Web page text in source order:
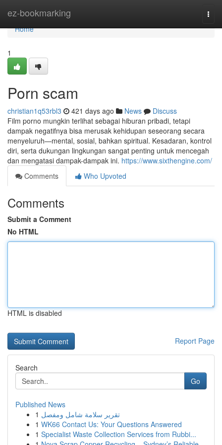
ez-bookmarking
Home
Home
1
Porn scam
christian1q53rbl3 421 days ago News
Discuss
Film porno mungkin terlihat sebagai hiburan pribadi, tetapi
dampak negatifnya bisa merusak kehidupan seseorang secara
menyeluruh—mental, sosial, bahkan spiritual. Kesadaran, kontrol
diri, serta dukungan lingkungan sangat penting untuk mencegah
dan mengatasi dampak-dampak ini. https://www.sixthengine.com/
Comments
Who Upvoted
Comments
Submit a Comment
No HTML
HTML is disabled
Report Page
Search
Go
Published News
1 تقرير سلامة شامل ومفصل
1 WK66 Contact Us: Your Questions Answered
1 Specialist Waste Collection Services from Rubbi...